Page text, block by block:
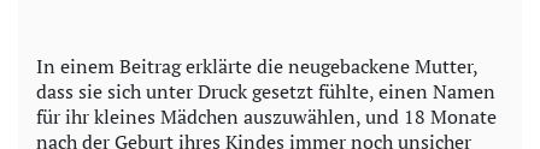
y
V
In einem Beitrag erklärte die neugebackene Mutter,
dass sie sich unter Druck gesetzt fühlte, einen Namen
für ihr kleines Mädchen auszuwählen, und 18 Monate
nach der Geburt ihres Kindes immer noch unsicher